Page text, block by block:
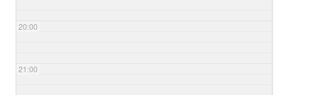
20:00
21:00